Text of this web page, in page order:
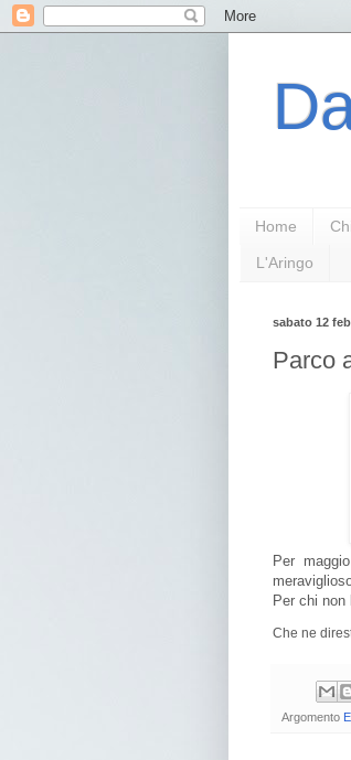
Home
L'Aringo
sabato 12
Parco
Per
Per chi
Che ne
Argomento